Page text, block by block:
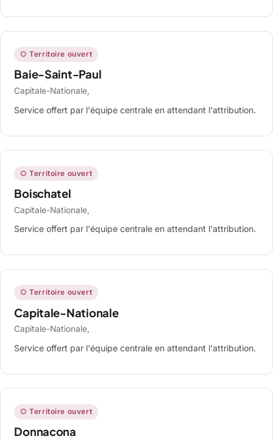
○ Territoire ouvert
Baie-Saint-Paul
Capitale-Nationale,
Service offert par l'équipe centrale en attendant l'attribution.
○ Territoire ouvert
Boischatel
Capitale-Nationale,
Service offert par l'équipe centrale en attendant l'attribution.
○ Territoire ouvert
Capitale-Nationale
Capitale-Nationale,
Service offert par l'équipe centrale en attendant l'attribution.
○ Territoire ouvert
Donnacona